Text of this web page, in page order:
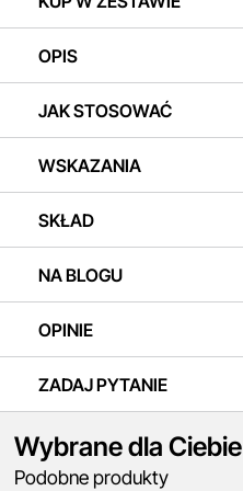
OPIS
JAK STOSOWAĆ
WSKAZANIA
SKŁAD
NA BLOGU
OPINIE
ZADAJ PYTANIE
Wybrane dla Ciebie
Podobne produkty